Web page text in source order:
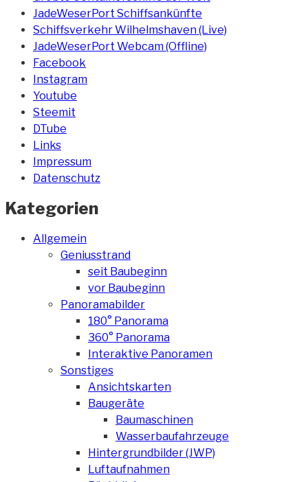
JadeWeserPort Schiffsankünfte
Schiffsverkehr Wilhelmshaven (Live)
JadeWeserPort Webcam (Offline)
Facebook
Instagram
Youtube
Steemit
DTube
Links
Impressum
Datenschutz
Kategorien
Allgemein
Geniusstrand
seit Baubeginn
vor Baubeginn
Panoramabilder
180° Panorama
360° Panorama
Interaktive Panoramen
Sonstiges
Ansichtskarten
Baugeräte
Baumaschinen
Wasserbaufahrzeuge
Hintergrundbilder (JWP)
Luftaufnahmen